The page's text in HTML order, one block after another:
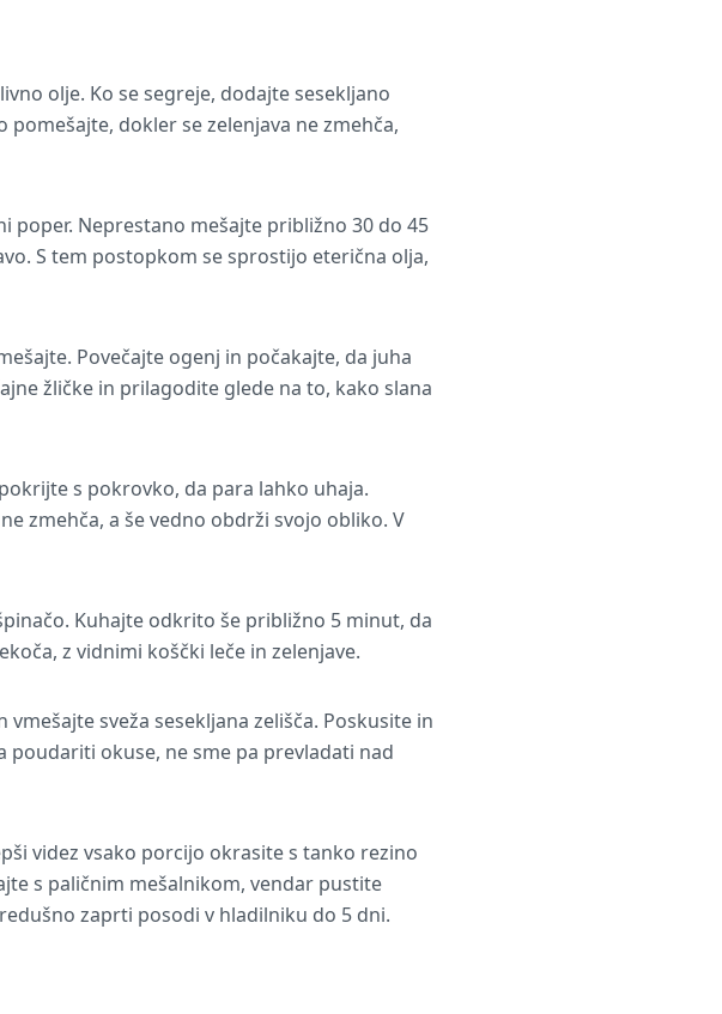
olje. Ko se segreje, dodajte sesekljano
dokler se zelenjava ne zmehča,
Neprestano mešajte približno 30 do 45
S tem postopkom se sprostijo eterična olja,
Povečajte ogenj in počakajte, da juha
žličke in prilagodite glede na to, kako slana
s pokrovko, da para lahko uhaja.
zmehča, a še vedno obdrži svojo obliko. V
Kuhajte odkrito še približno 5 minut, da
z vidnimi koščki leče in zelenjave.
sveža sesekljana zelišča. Poskusite in
poudariti okuse, ne sme pa prevladati nad
videz vsako porcijo okrasite s tanko rezino
s paličnim mešalnikom, vendar pustite
zaprti posodi v hladilniku do 5 dni.